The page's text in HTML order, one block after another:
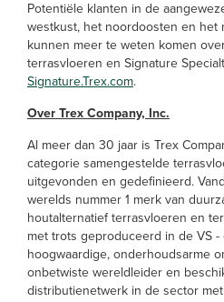
Potentiële klanten in de
westkust, het noordoosten en het
kunnen meer te weten komen
terrasvloeren en Signature
Signature.Trex.com.
Over Trex Company, Inc.
Al meer dan 30 jaar is Trex
categorie samengestelde
uitgevonden en gedefinieerd.
werelds nummer 1 merk van
houtalternatief terrasvloeren en
met trots geproduceerd in de VS
hoogwaardige, onderhoudsarme
onbetwiste wereldleider en
distributienetwerk in de sector